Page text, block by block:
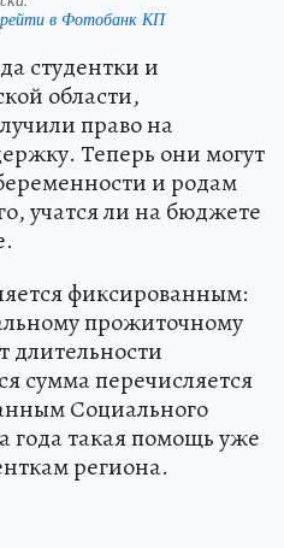
в Фотобанк КП
студентки и
области,
право на
Теперь они могут
и родам
учатся ли на бюджете
фиксированным:
прожиточному
длительности
сумма перечисляется
Социального
года такая помощь уже
региона.